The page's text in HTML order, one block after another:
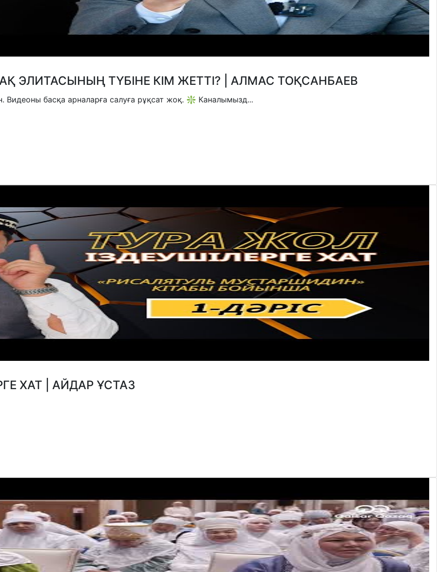
ЭЛИТАСЫНЫҢ ТҮБІНЕ КІМ ЖЕТТІ? | АЛМАС ТОҚСАНБАЕВ
Видеоны басқа арналарға салуға рұқсат жоқ. ❇️ Каналымызд...
ХАТ | АЙДАР ҰСТАЗ